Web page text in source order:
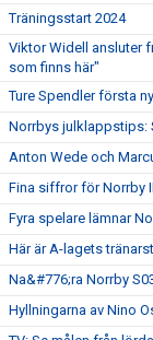
Träningsstart 2024
Viktor Widell ansluter
som finns här"
Ture Spendler första
Norrbys julklappstips:
Anton Wede och
Fina siffror för Norrby
Fyra spelare lämnar
Här är A-lagets
Na&#776;ra Norrby
Hyllningarna av Nino